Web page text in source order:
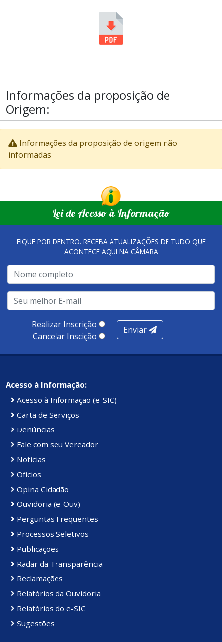
Informações da proposição de
Origem:
Informações da proposição de origem não
informadas
Lei de Acesso à Informação
FIQUE POR DENTRO. RECEBA ATUALIZAÇÕES DE TUDO QUE
ACONTECE AQUI NA CÂMARA
Realizar Inscrição
Cancelar Inscição
Enviar
Acesso à Informação:
Acesso à Informação (e-SIC)
Carta de Serviços
Denúncias
Fale com seu Vereador
Notícias
Ofícios
Opina Cidadão
Ouvidoria (e-Ouv)
Perguntas Frequentes
Processos Seletivos
Publicações
Radar da Transparência
Reclamações
Relatórios da Ouvidoria
Relatórios do e-SIC
Sugestões